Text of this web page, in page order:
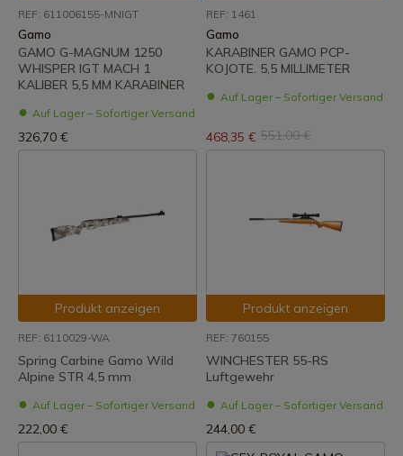
REF: 611006155-MNIGT
Gamo
GAMO G-MAGNUM 1250
WHISPER IGT MACH 1
KALIBER 5,5 MM KARABINER
Auf Lager – Sofortiger Versand
326,70 €
REF: 1461
Gamo
KARABINER GAMO PCP-
KOJOTE. 5,5 MILLIMETER
Auf Lager – Sofortiger Versand
468,35 € 551,00 €
Produkt anzeigen
REF: 6110029-WA
Spring Carbine Gamo Wild
Alpine STR 4,5 mm
Auf Lager – Sofortiger Versand
222,00 €
Produkt anzeigen
REF: 760155
WINCHESTER 55-RS
Luftgewehr
Auf Lager – Sofortiger Versand
244,00 €